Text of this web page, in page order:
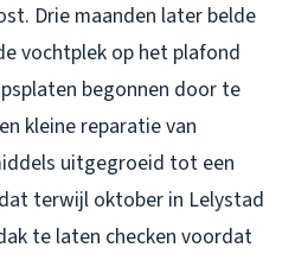
Drie maanden later belde
vochtplek op het plafond
begonnen door te
kleine reparatie van
uitgegroeid tot een
terwijl oktober in Lelystad
te laten checken voordat